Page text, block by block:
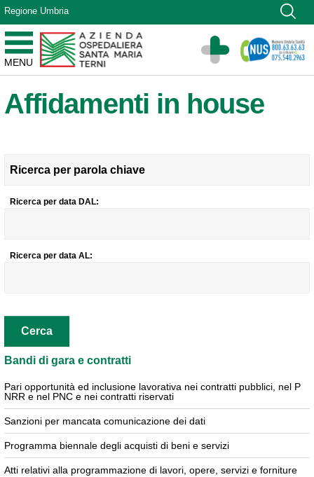
Vai ai contenuti
Vai al menu di navigazione
Vai al footer
Regione Umbria
MENU
Azienda Ospedaliera Santa Maria di Terni
Sito Istituzionale
Affidamenti in house
Ricerca per parola chiave
Ricerca per data DAL:
Ricerca per data AL:
Cerca
Bandi di gara e contratti
Pari opportunità ed inclusione lavorativa nei contratti pubblici, nel P
NRR e nel PNC e nei contratti riservati
Sanzioni per mancata comunicazione dei dati
Programma biennale degli acquisti di beni e servizi
Atti relativi alla programmazione di lavori, opere, servizi e forniture